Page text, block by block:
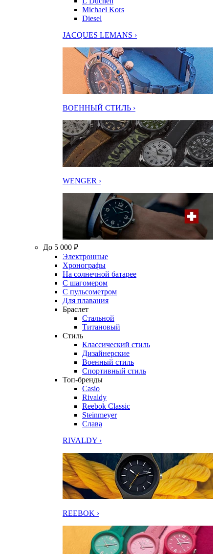
Michael Kors
Diesel
JACQUES LEMANS ›
ВОЕННЫЙ СТИЛЬ ›
WENGER ›
До 5 000 ₽
Электронные
Хронографы
На солнечной батарее
С шагомером
С пульсометром
Для плавания
Браслет
Стальной
Титановый
Стиль
Классический стиль
Дизайнерские
Военный стиль
Спортивный стиль
Топ-бренды
Casio
Rivaldy
Reebok Classic
Steinmeyer
Слава
RIVALDY ›
REEBOK ›